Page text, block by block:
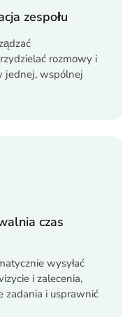
zespołu
rozmowy i
jednej, wspólnej
czas
wysyłać
i zalecenia,
zadania i usprawnić